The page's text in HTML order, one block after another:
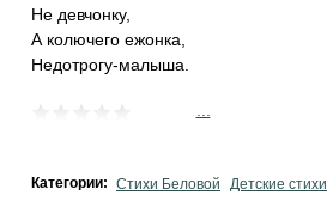
Не девчонку,
А колючего ежонка,
Недотрогу-малыша.
Категории: Стихи Беловой Детские стихи